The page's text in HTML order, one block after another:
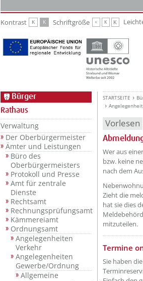
Kontrast K K Schriftgröße K K K
Bürger
Rathaus
Verwaltung
Der Oberbürgermeister
Ämter und Leistungen
Büro des
Oberbürgermeisters
Protokoll und Presse
Amt für zentrale
Dienste
Rechtsamt
Rechnungsprüfungsamt
Kämmereiamt
Ordnungsamt
Angelegenheiten
Verkehr
Angelegenheiten
Gewerbe/Ordnung
Allgemeine
STARTSEITE
Vorlesen
Wer aus
bzw. keine
nach dem
Zieht die
hat sie dies
mitzuteilen.
Termine
Sie haben